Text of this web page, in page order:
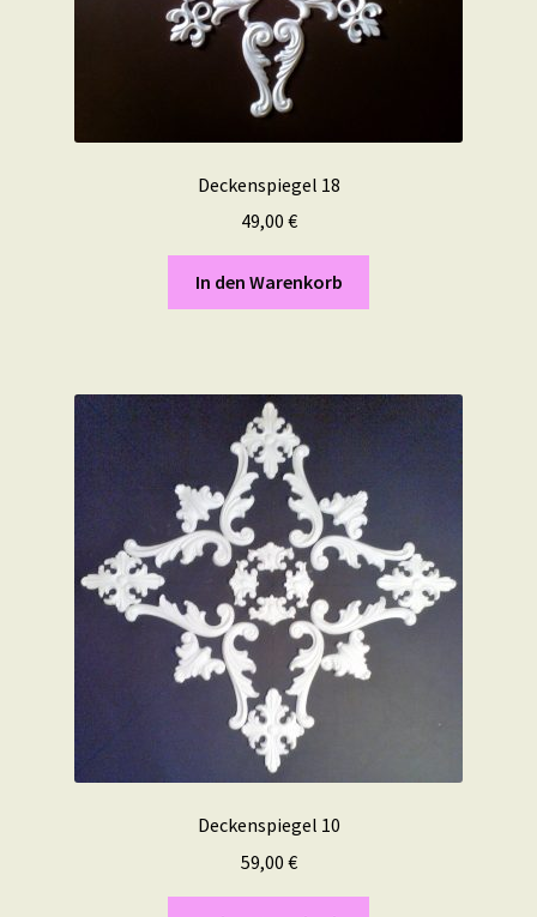
Deckenspiegel 18
49,00 €
In den Warenkorb
Deckenspiegel 10
59,00 €